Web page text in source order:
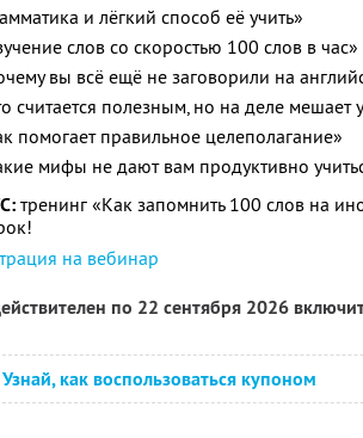
и лёгкий способ её учить»
слов со скоростью 100 слов в час»
вы всё ещё не заговорили на
считается полезным, но на деле мешает
помогает правильное целеполагание»
мифы не дают вам продуктивно
тренинг «Как запомнить 100 слов на
на вебинар
по 22 сентября 2026
Узнай, как воспользоваться купоном